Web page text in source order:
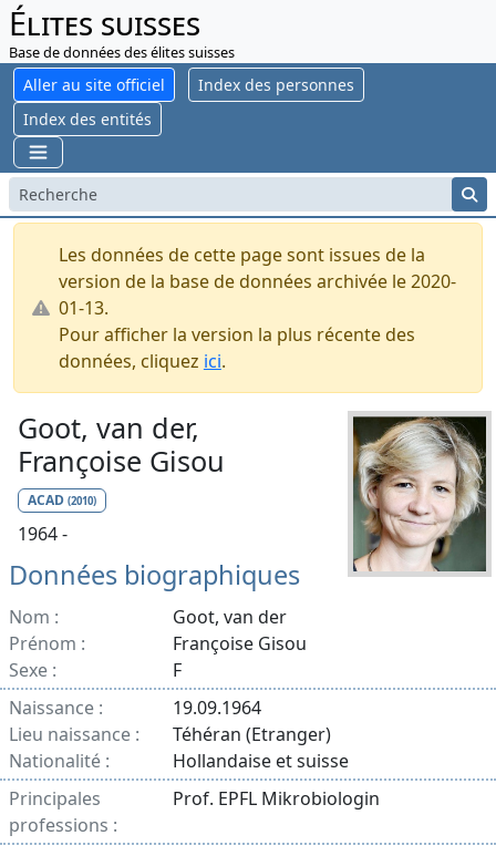
Élites suisses
Base de données des élites suisses
Aller au site officiel
Index des personnes
Index des entités
Les données de cette page sont issues de la
version de la base de données archivée le 2020-
01-13.
Pour afficher la version la plus récente des
données, cliquez ici.
Goot, van der,
Françoise Gisou
ACAD (2010)
1964 -
Données biographiques
Nom :
Goot, van der
Prénom :
Françoise Gisou
Sexe :
F
Naissance :
19.09.1964
Lieu naissance :
Téhéran (Etranger)
Nationalité :
Hollandaise et suisse
Principales
professions :
Prof. EPFL Mikrobiologin